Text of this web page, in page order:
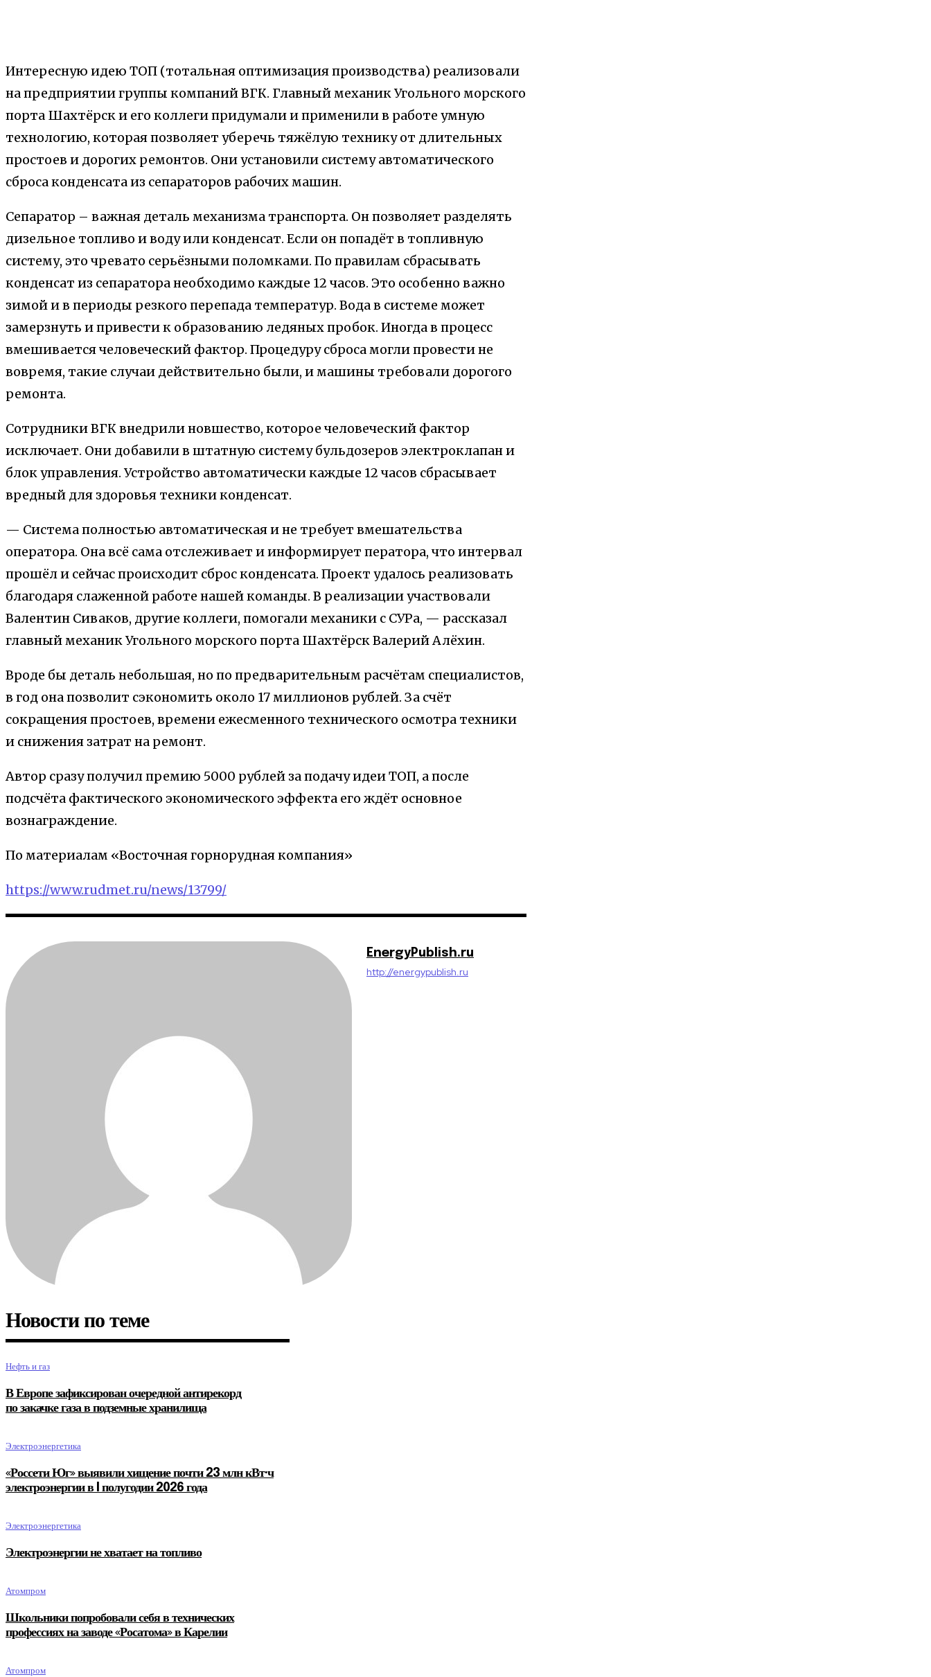
Интересную идею ТОП (тотальная оптимизация производства) реализовали
на предприятии группы компаний ВГК. Главный механик Угольного морского
порта Шахтёрск и его коллеги придумали и применили в работе умную
технологию, которая позволяет уберечь тяжёлую технику от длительных
простоев и дорогих ремонтов. Они установили систему автоматического
сброса конденсата из сепараторов рабочих машин.
Сепаратор – важная деталь механизма транспорта. Он позволяет разделять
дизельное топливо и воду или конденсат. Если он попадёт в топливную
систему, это чревато серьёзными поломками. По правилам сбрасывать
конденсат из сепаратора необходимо каждые 12 часов. Это особенно важно
зимой и в периоды резкого перепада температур. Вода в системе может
замерзнуть и привести к образованию ледяных пробок. Иногда в процесс
вмешивается человеческий фактор. Процедуру сброса могли провести не
вовремя, такие случаи действительно были, и машины требовали дорогого
ремонта.
Сотрудники ВГК внедрили новшество, которое человеческий фактор
исключает. Они добавили в штатную систему бульдозеров электроклапан и
блок управления. Устройство автоматически каждые 12 часов сбрасывает
вредный для здоровья техники конденсат.
— Система полностью автоматическая и не требует вмешательства
оператора. Она всё сама отслеживает и информирует ператора, что интервал
прошёл и сейчас происходит сброс конденсата. Проект удалось реализовать
благодаря слаженной работе нашей команды. В реализации участвовали
Валентин Сиваков, другие коллеги, помогали механики с СУРа, — рассказал
главный механик Угольного морского порта Шахтёрск Валерий Алёхин.
Вроде бы деталь небольшая, но по предварительным расчётам специалистов,
в год она позволит сэкономить около 17 миллионов рублей. За счёт
сокращения простоев, времени ежесменного технического осмотра техники
и снижения затрат на ремонт.
Автор сразу получил премию 5000 рублей за подачу идеи ТОП, а после
подсчёта фактического экономического эффекта его ждёт основное
вознаграждение.
По материалам «Восточная горнорудная компания»
https://www.rudmet.ru/news/13799/
EnergyPublish.ru
http://energypublish.ru
Новости по теме
Нефть и газ
В Европе зафиксирован очередной антирекорд
по закачке газа в подземные хранилища
Электроэнергетика
«Россети Юг» выявили хищение почти 23 млн кВт·ч
электроэнергии в I полугодии 2026 года
Электроэнергетика
Электроэнергии не хватает на топливо
Атомпром
Школьники попробовали себя в технических
профессиях на заводе «Росатома» в Карелии
Атомпром